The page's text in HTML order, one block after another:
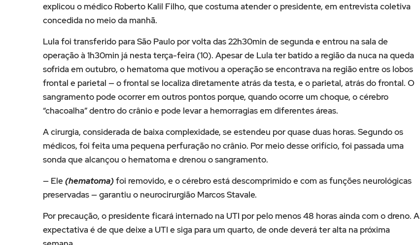
explicou o médico Roberto Kalil Filho, que costuma atender o presidente, em entrevista coletiva
concedida no meio da manhã.
Lula foi transferido para São Paulo por volta das 22h30min de segunda e entrou na sala de
operação à 1h30min já nesta terça-feira (10). Apesar de Lula ter batido a região da nuca na queda
sofrida em outubro, o hematoma que motivou a operação se encontrava na região entre os lobos
frontal e parietal — o frontal se localiza diretamente atrás da testa, e o parietal, atrás do frontal. O
sangramento pode ocorrer em outros pontos porque, quando ocorre um choque, o cérebro
“chacoalha” dentro do crânio e pode levar a hemorragias em diferentes áreas.
A cirurgia, considerada de baixa complexidade, se estendeu por quase duas horas. Segundo os
médicos, foi feita uma pequena perfuração no crânio. Por meio desse orifício, foi passada uma
sonda que alcançou o hematoma e drenou o sangramento.
— Ele(hematoma)foi removido, e o cérebro está descomprimido e com as funções neurológicas
preservadas — garantiu o neurocirurgião Marcos Stavale.
Por precaução, o presidente ficará internado na UTI por pelo menos 48 horas ainda com o dreno. A
expectativa é de que deixe a UTI e siga para um quarto, de onde deverá ter alta na próxima